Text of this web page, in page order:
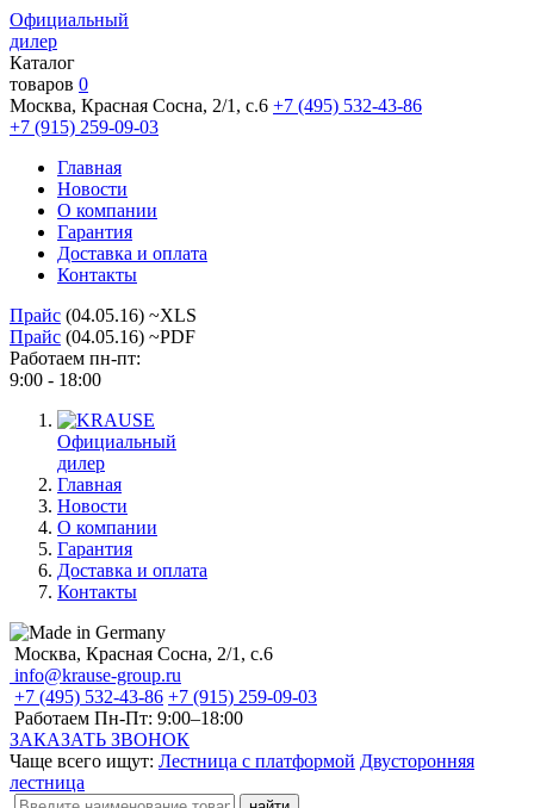
Официальный
дилер
Каталог
товаров 0
Москва, Красная Сосна, 2/1, с.6 +7 (495) 532-43-86
+7 (915) 259-09-03
Главная
Новости
О компании
Гарантия
Доставка и оплата
Контакты
Прайс (04.05.16) ~XLS
Прайс (04.05.16) ~PDF
Работаем пн-пт:
9:00 - 18:00
Официальный
дилер
Главная
Новости
О компании
Гарантия
Доставка и оплата
Контакты
Москва, Красная Сосна, 2/1, с.6
info@krause-group.ru
+7 (495) 532-43-86 +7 (915) 259-09-03
Работаем Пн-Пт: 9:00–18:00
ЗАКАЗАТЬ ЗВОНОК
Чаще всего ищут: Лестница с платформой Двусторонняя
лестница